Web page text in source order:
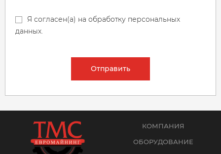
Я согласен(а) на обработку персональных
данных.
Отправить
КОМПАНИЯ
ОБОРУДОВАНИЕ